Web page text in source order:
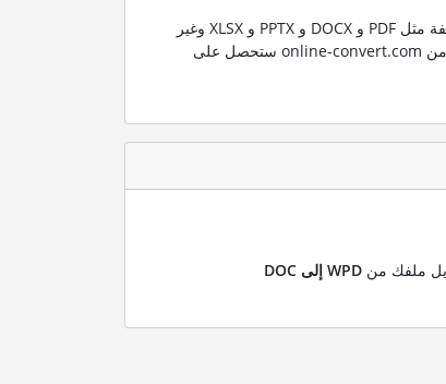
ندعم العديد من صيغ الملفات المختلفة مثل PDF و DOCX و PPTX و XLSX وغير
ذلك الكثير. باستخدام تقنية التحويل من online-convert.com ستحصل على
WPD إلى DOC